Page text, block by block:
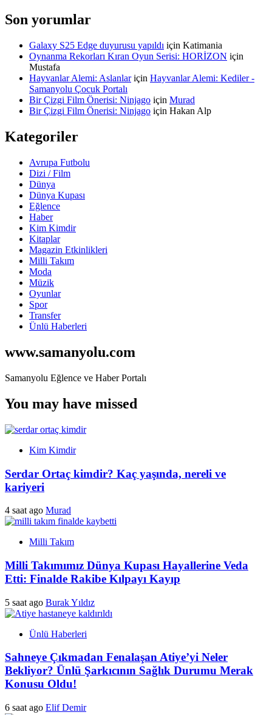
Son yorumlar
Galaxy S25 Edge duyurusu yapıldı için Katimania
Oynanma Rekorları Kıran Oyun Serisi: HORİZON için
Mustafa
Hayvanlar Alemi: Aslanlariçin Hayvanlar Alemi: Kediler -
Samanyolu Çocuk Portalı
Bir Çizgi Film Önerisi: Ninjago için Murad
Bir Çizgi Film Önerisi: Ninjago için Hakan Alp
Kategoriler
Avrupa Futbolu
Dizi / Film
Dünya
Dünya Kupası
Eğlence
Haber
Kim Kimdir
Kitaplar
Magazin Etkinlikleri
Milli Takım
Moda
Müzik
Oyunlar
Spor
Transfer
Ünlü Haberleri
www.samanyolu.com
Samanyolu Eğlence ve Haber Portalı
You may have missed
Kim Kimdir
Serdar Ortaç kimdir? Kaç yaşında, nereli ve
kariyeri
4 saat ago Murad
Milli Takım
Milli Takımımız Dünya Kupası Hayallerine Veda
Etti: Finalde Rakibe Kılpayı Kayıp
5 saat ago Burak Yıldız
Ünlü Haberleri
Sahneye Çıkmadan Fenalaşan Atiye’yi Neler
Bekliyor? Ünlü Şarkıcının Sağlık Durumu Merak
Konusu Oldu!
6 saat ago Elif Demir